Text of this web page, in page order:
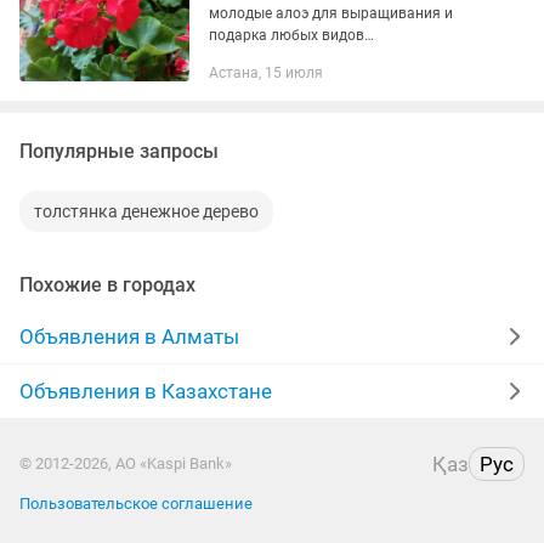
молодые алоэ для выращивания и
подарка любых видов
3000,фиалки по1500,герань
Астана, 15 июля
Популярные запросы
толстянка денежное дерево
Похожие в городах
Объявления в Алматы
Объявления в Казахстане
© 2012-2026, АО «Kaspi Bank» Қаз Рус
Пользовательское соглашение